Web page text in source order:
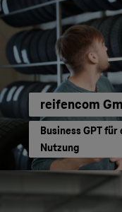
reifencom
Business GPT
Nutzung